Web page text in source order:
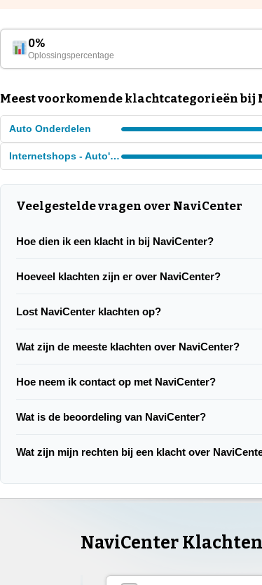
0%
Oplossingspercentage
Meest voorkomende klachtcategorieën bij
Auto Onderdelen
Internetshops - Auto's en auto onderdelen
Veelgestelde vragen over NaviCenter
Hoe dien ik een klacht in bij NaviCenter?
Hoeveel klachten zijn er over NaviCenter?
Lost NaviCenter klachten op?
Wat zijn de meeste klachten over NaviCenter?
Hoe neem ik contact op met NaviCenter?
Wat is de beoordeling van NaviCenter?
Wat zijn mijn rechten bij een klacht over
NaviCenter Klachten